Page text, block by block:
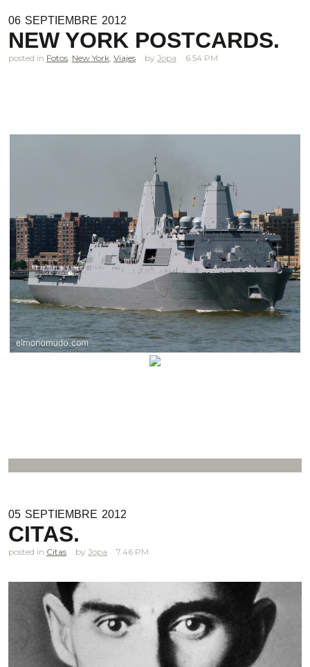
06 SEPTIEMBRE 2012
NEW YORK POSTCARDS.
posted in Fotos New York Viajes Jopa 6.54 PM
05 SEPTIEMBRE 2012
CITAS.
posted in Citas Jopa 7.46 PM